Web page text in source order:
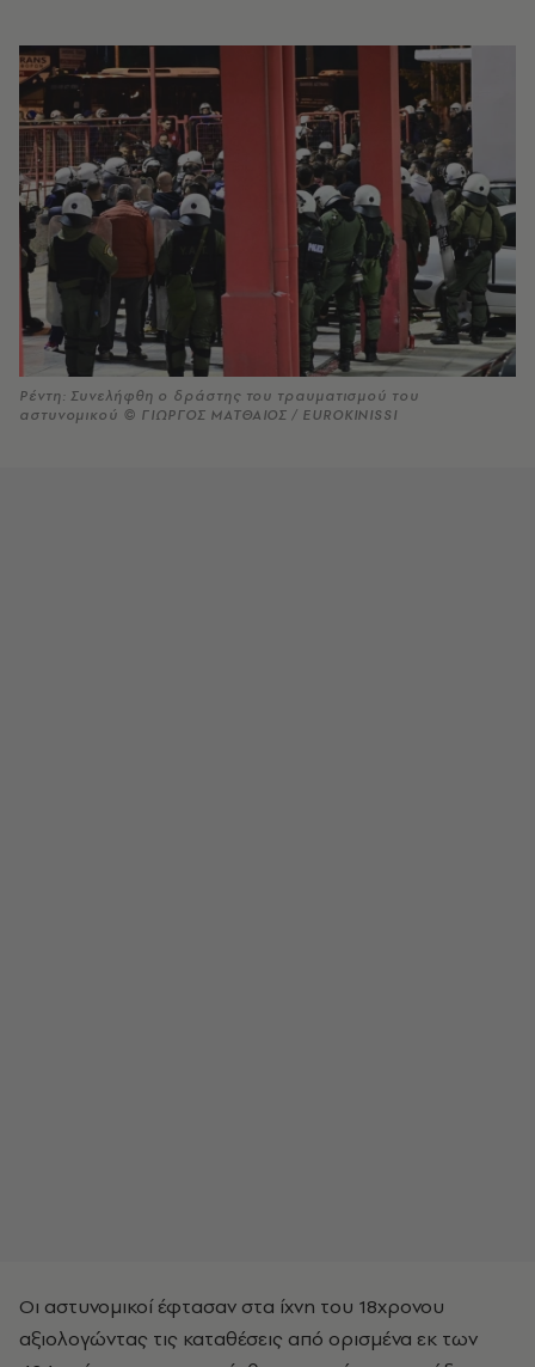
Ρέντη: Συνελήφθη ο δράστης του τραυματισμού του
αστυνομικού © ΓΙΩΡΓΟΣ ΜΑΤΘΑΙΟΣ / EUROKINISSI
Οι αστυνομικοί έφτασαν στα ίχνη του 18χρονου
αξιολογώντας τις καταθέσεις από ορισμένα εκ των